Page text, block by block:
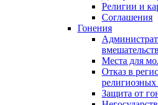
Религии и
Соглашения
Гонения
Места для
Отказ в
Защита от